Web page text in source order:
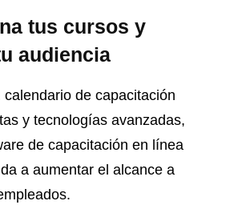
tus cursos y
audiencia
calendario de capacitación
y tecnologías avanzadas,
de capacitación en línea
a aumentar el alcance a